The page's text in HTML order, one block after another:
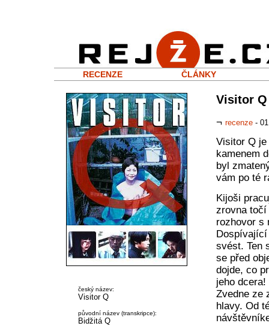
RECENZE ČLÁNKY
český název:
Visitor Q
původní název (transkripce):
Bidžitá Q
Visitor Q
¬ recenze -
Visitor Q
kamenem
byl
vám po té
Kijoši
zrovna točí
rozhovor s
svést. Ten
se před
dojde, co
jeho
Zvedne ze
hlavy. Od